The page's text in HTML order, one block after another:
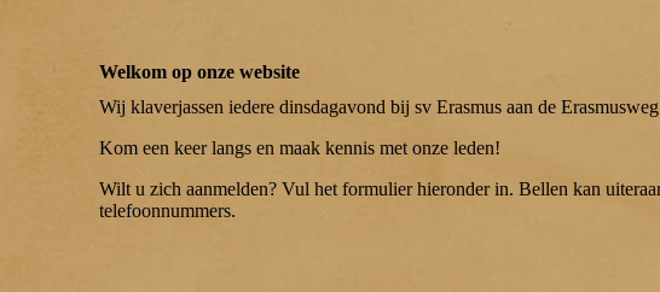
Welkom op onze website
Wij klaverjassen iedere dinsdagavond bij sv Erasmus aan de
Kom een keer langs en maak kennis met onze leden!
Wilt u zich aanmelden? Vul het formulier hieronder in. Bellen kan
telefoonnummers.